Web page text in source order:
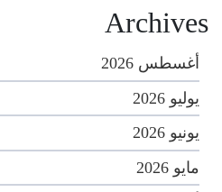
Archives
أغسطس 2026
يوليو 2026
يونيو 2026
مايو 2026